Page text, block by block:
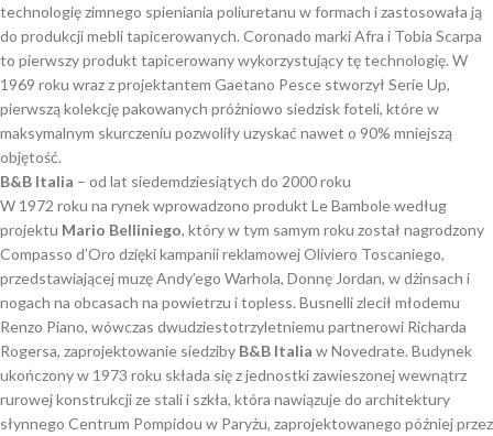
technologię zimnego spieniania poliuretanu w formach i zastosowała ją
do produkcji mebli tapicerowanych. Coronado marki Afra i Tobia Scarpa
to pierwszy produkt tapicerowany wykorzystujący tę technologię. W
1969 roku wraz z projektantem Gaetano Pesce stworzył Serie Up,
pierwszą kolekcję pakowanych próżniowo siedzisk foteli, które w
maksymalnym skurczeniu pozwoliły uzyskać nawet o 90% mniejszą
objętość.
B&B Italia – od lat siedemdziesiątych do 2000 roku
W 1972 roku na rynek wprowadzono produkt Le Bambole według
projektu Mario Belliniego, który w tym samym roku został nagrodzony
Compasso d’Oro dzięki kampanii reklamowej Oliviero Toscaniego,
przedstawiającej muzę Andy’ego Warhola, Donnę Jordan, w dżinsach i
nogach na obcasach na powietrzu i topless. Busnelli zlecił młodemu
Renzo Piano, wówczas dwudziestotrzyletniemu partnerowi Richarda
Rogersa, zaprojektowanie siedziby B&B Italia w Novedrate. Budynek
ukończony w 1973 roku składa się z jednostki zawieszonej wewnątrz
rurowej konstrukcji ze stali i szkła, która nawiązuje do architektury
słynnego Centrum Pompidou w Paryżu, zaprojektowanego później przez